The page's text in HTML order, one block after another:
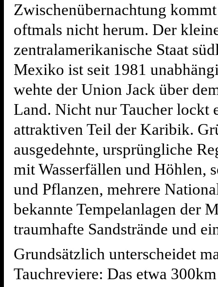
Zwischenübernachtung
oftmals nicht herum. Der
zentralamerikanische Staat
Mexiko ist seit 1981
wehte der Union Jack über
Land. Nicht nur Taucher lockt
attraktiven Teil der Karibik.
ausgedehnte, ursprüngliche
mit Wasserfällen und Höhlen,
und Pflanzen, mehrere
bekannte Tempelanlagen der
traumhafte Sandstrände und
Grundsätzlich unterscheidet
Tauchreviere: Das etwa